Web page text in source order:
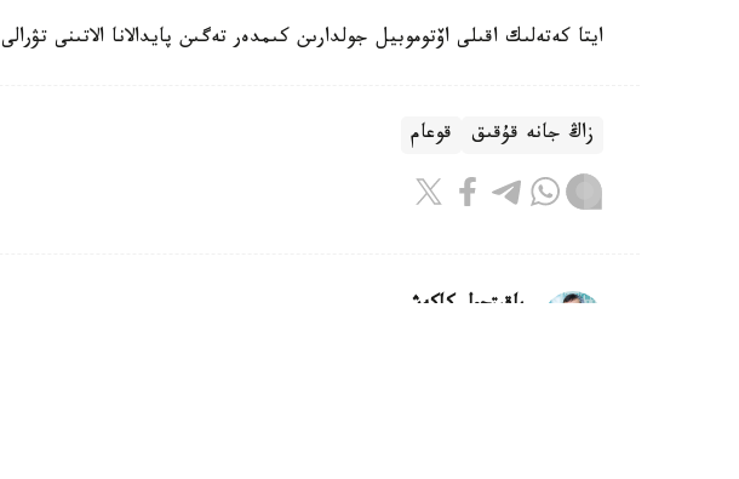
ايتا كەتەلىك اقىلى اۆتوموبيل جولدارىن كىمدەر تەگىن پايدالانا الاتىنى تۋرالى
زاڭ جانە قۇقىق قوعام
باقىتجول كاكەش